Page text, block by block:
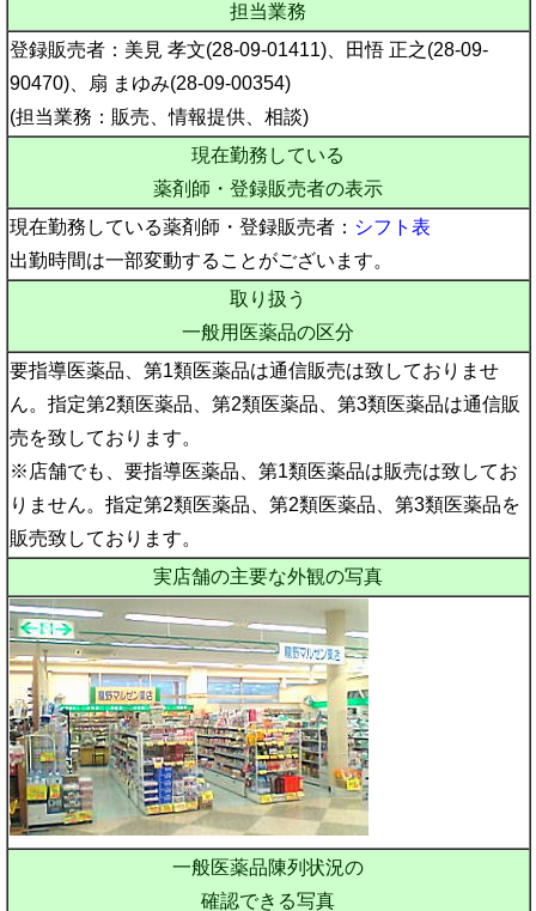
担当業務
登録販売者：美見 孝文(28-09-01411)、田悟 正之(28-09-
90470)、扇 まゆみ(28-09-00354)
(担当業務：販売、情報提供、相談)
現在勤務している
薬剤師・登録販売者の表示
現在勤務している薬剤師・登録販売者： シフト表
出勤時間は一部変動することがございます。
取り扱う
一般用医薬品の区分
要指導医薬品、第1類医薬品は通信販売は致しておりませ
ん。指定第2類医薬品、第2類医薬品、第3類医薬品は通信販
売を致しております。
※店舗でも、要指導医薬品、第1類医薬品は販売は致してお
りません。指定第2類医薬品、第2類医薬品、第3類医薬品を
販売致しております。
実店舗の主要な外観の写真
一般医薬品陳列状況の
確認できる写真